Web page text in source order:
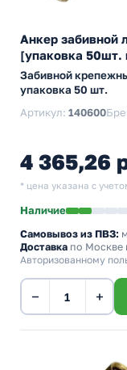
Анкер забивной
[упаковка 50шт.
Забивной
упаковка 50 шт.
Артикул: 140600
4 365,26
* цена указана с
Наличие
Самовывоз из ПВЗ:
Доставка по Москве
Авторизованному
− +